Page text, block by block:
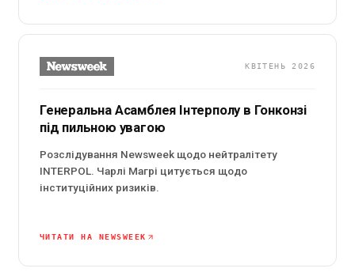
КВІТЕНЬ 2026
Генеральна Асамблея Інтерполу в Гонконзі
під пильною увагою
Розслідування Newsweek щодо нейтралітету
INTERPOL. Чарлі Магрі цитується щодо
інституційних ризиків.
ЧИТАТИ НА NEWSWEEK